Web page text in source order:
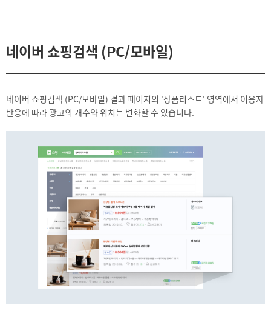
네이버 쇼핑검색 (PC/모바일)
네이버 쇼핑검색 (PC/모바일) 결과 페이지의 '상품리스트' 영역에서 이용자
반응에 따라 광고의 개수와 위치는 변화할 수 있습니다.